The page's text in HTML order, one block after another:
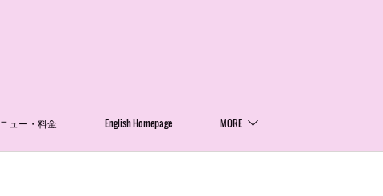
ュー・料金 English Homepage MORE